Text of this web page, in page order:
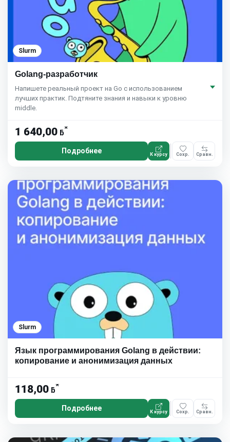
Slurm
Golang-разработчик
Напишете реальный проект на Go с использованием
лучших практик. Подтяните знания и навыки к уровню
middle.
1 640,00 ƃ*
Подробнее К курсу Сохр. Сравн.
Slurm
Язык программирования Golang в действии:
копирование и анонимизация данных
118,00 ƃ*
Подробнее К курсу Сохр. Сравн.